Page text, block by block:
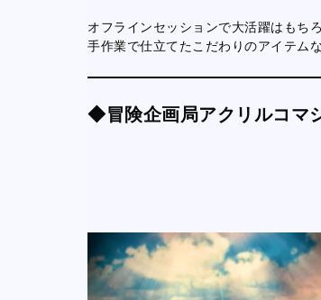
オフラインセッションで大活躍はもち
手作業で仕立てたこだわりのアイテム
◆冒険企画局アクリルコマ